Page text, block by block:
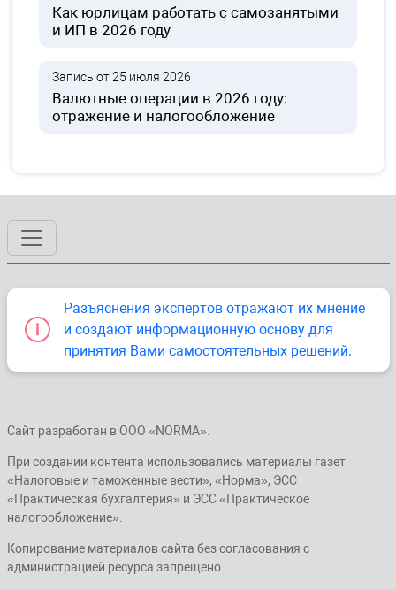
Как юрлицам работать с самозанятыми
и ИП в 2026 году
Запись от 25 июля 2026
Валютные операции в 2026 году:
отражение и налогообложение
Разъяснения экспертов отражают их мнение
и создают информационную основу для
принятия Вами самостоятельных решений.
Сайт разработан в ООО «NORMA».
При создании контента использовались материалы газет
«Налоговые и таможенные вести», «Норма», ЭСС
«Практическая бухгалтерия» и ЭСС «Практическое
налогообложение».
Копирование материалов сайта без согласования с
администрацией ресурса запрещено.